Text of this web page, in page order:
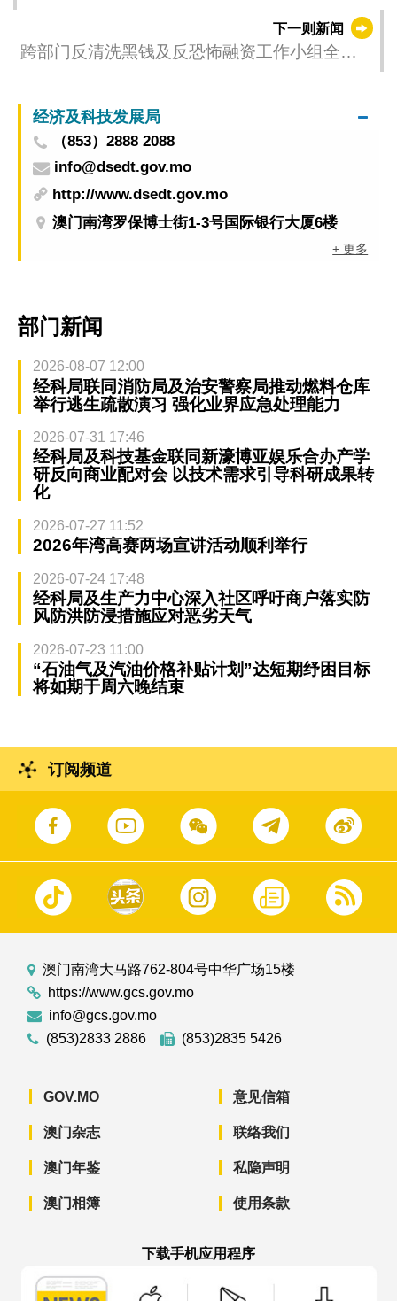
下一则新闻
跨部门反清洗黑钱及反恐怖融资工作小组全体
经济及科技发展局
（853）2888 2088
info@dsedt.gov.mo
http://www.dsedt.gov.mo
澳门南湾罗保博士街1-3号国际银行大厦6楼
+ 更多
部门新闻
2026-08-07 12:00
经科局联同消防局及治安警察局推动燃料仓库
举行逃生疏散演习 强化业界应急处理能力
2026-07-31 17:46
经科局及科技基金联同新濠博亚娱乐合办产学
研反向商业配对会 以技术需求引导科研成果转
化
2026-07-27 11:52
2026年湾高赛两场宣讲活动顺利举行
2026-07-24 17:48
经科局及生产力中心深入社区呼吁商户落实防
风防洪防浸措施应对恶劣天气
2026-07-23 11:00
“石油气及汽油价格补贴计划”达短期纾困目标
将如期于周六晚结束
订阅频道
澳门南湾大马路762-804号中华广场15楼
https://www.gcs.gov.mo
info@gcs.gov.mo
(853)2833 2886
(853)2835 5426
GOV.MO
澳门杂志
澳门年鉴
澳门相簿
意见信箱
联络我们
私隐声明
使用条款
下载手机应用程序